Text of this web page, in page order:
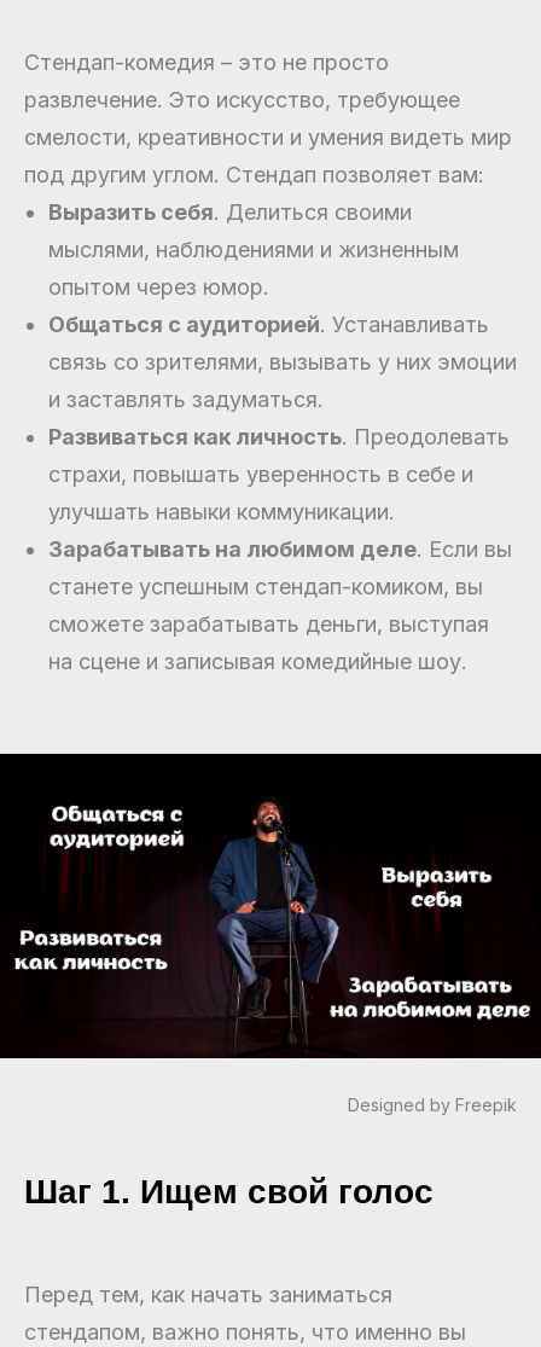
Стендап-комедия – это не просто
развлечение. Это искусство, требующее
смелости, креативности и умения видеть мир
под другим углом. Стендап позволяет вам:
Выразить себя. Делиться своими
мыслями, наблюдениями и жизненным
опытом через юмор.
Общаться с аудиторией. Устанавливать
связь со зрителями, вызывать у них эмоции
и заставлять задуматься.
Развиваться как личность. Преодолевать
страхи, повышать уверенность в себе и
улучшать навыки коммуникации.
Зарабатывать на любимом деле. Если вы
станете успешным стендап-комиком, вы
сможете зарабатывать деньги, выступая
на сцене и записывая комедийные шоу.
Designed by Freepik
Шаг 1. Ищем свой голос
Перед тем, как начать заниматься
стендапом, важно понять, что именно вы